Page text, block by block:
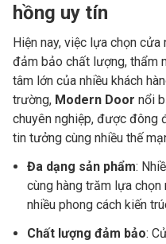
hồng uy tín
Hiện nay, việc lựa chọn
đảm bảo chất lượng, thẩm
tâm lớn của nhiều khách
trường, Modern Door nổi
chuyên nghiệp, được đông
tin tưởng cùng nhiều thế
Đa dạng sản phẩm:
cùng hàng trăm lựa chọn
nhiều phong cách kiến
Chất lượng đảm bảo: